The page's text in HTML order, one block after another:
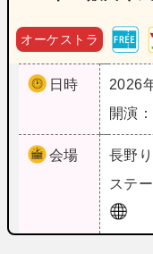
オーケストラ
日時
2026
開演
会場 長野
ステー